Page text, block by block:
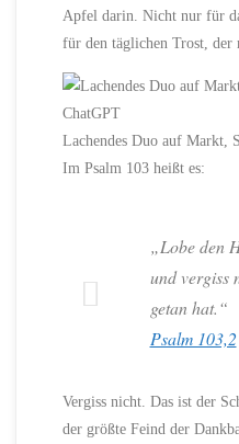
Apfel darin. Nicht nur für
für den täglichen Trost, der
Lachendes Duo auf Markt,
Im Psalm 103 heißt es:
„Lobe den
und vergiss
getan hat.“
Psalm 103,2
Vergiss nicht. Das ist der
der größte Feind der